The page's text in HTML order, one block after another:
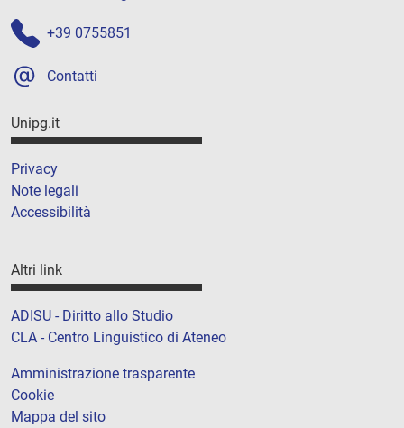
+39 0755851
Contatti
Unipg.it
Privacy
Note legali
Accessibilità
Altri link
ADISU - Diritto allo Studio
CLA - Centro Linguistico di Ateneo
Amministrazione trasparente
Cookie
Mappa del sito